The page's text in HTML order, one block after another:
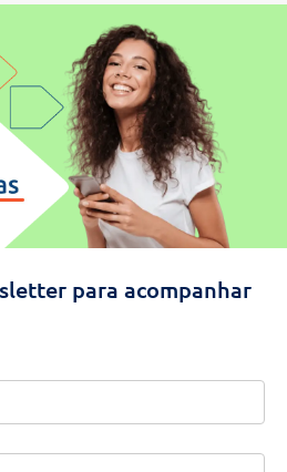
para acompanhar